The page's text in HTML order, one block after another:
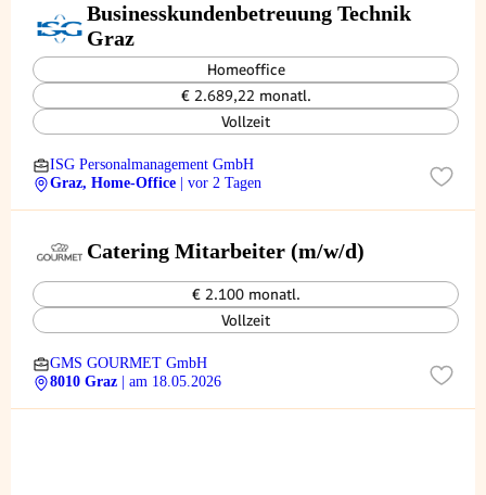
Businesskundenbetreuung Technik
Graz
Homeoffice
€ 2.689,22 monatl.
Vollzeit
ISG Personalmanagement GmbH
Graz, Home-Office
| vor 2 Tagen
Catering Mitarbeiter (m/w/d)
€ 2.100 monatl.
Vollzeit
GMS GOURMET GmbH
8010 Graz
| am 18.05.2026